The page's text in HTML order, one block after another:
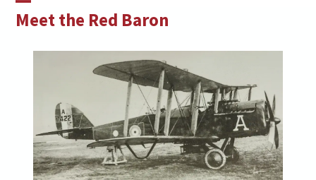
Meet the Red Baron
Open
Close